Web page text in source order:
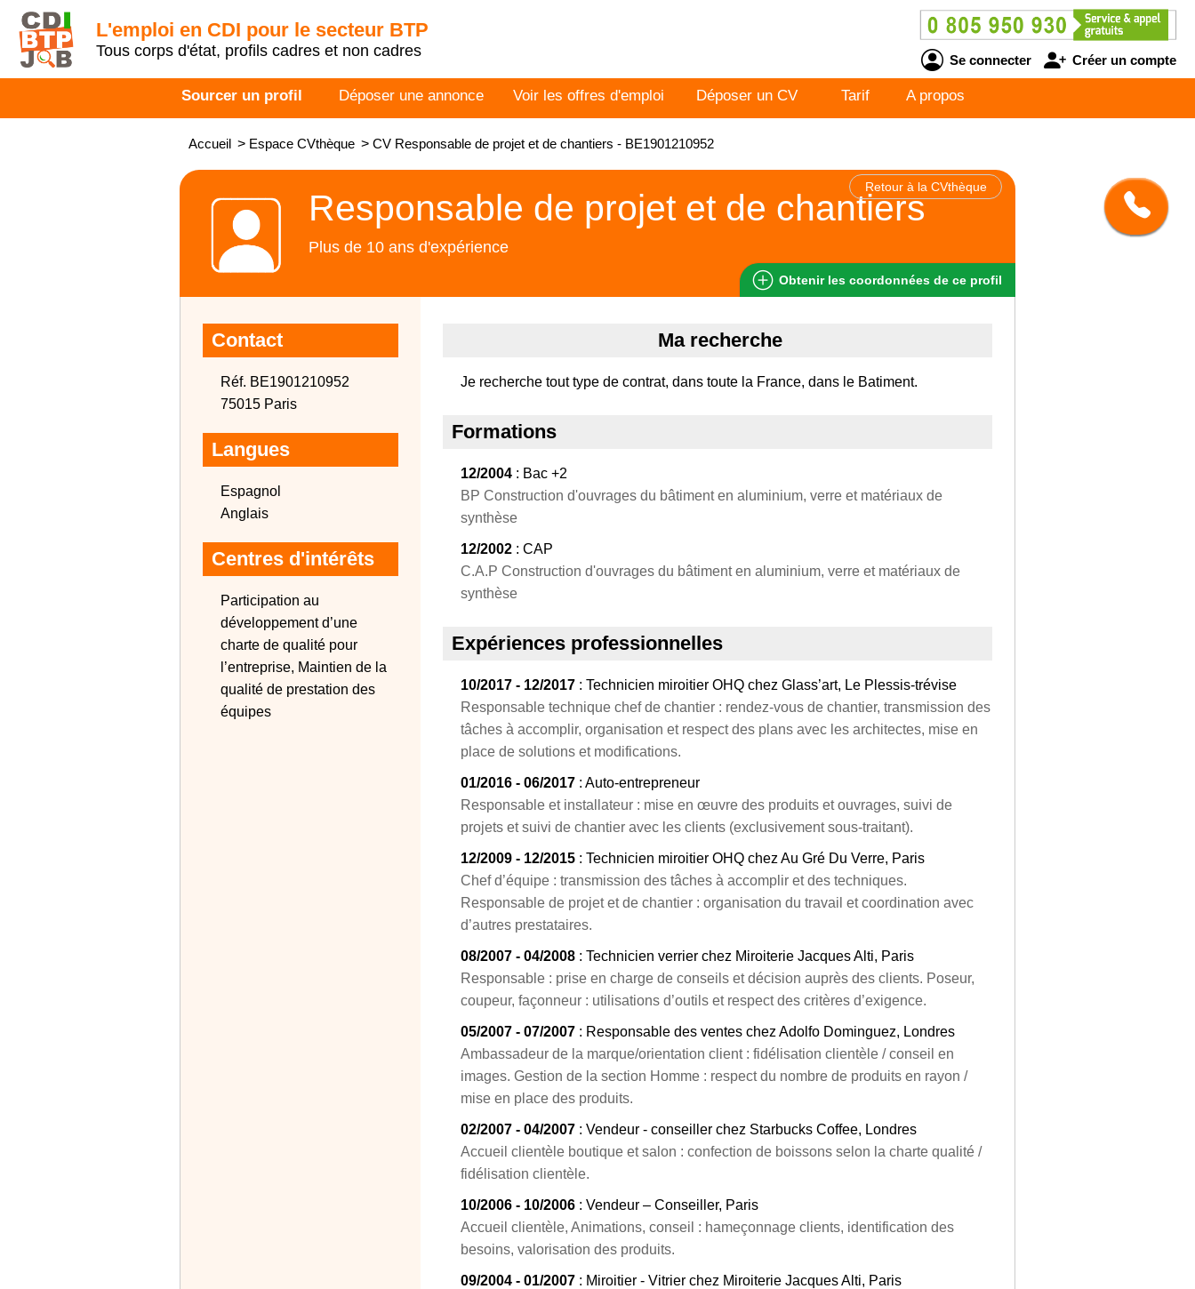
L'emploi en CDI pour le secteur BTP
Tous corps d'état, profils cadres et non cadres
Se connecter Créer un compte
Sourcer un profil Déposer une annonce Voir les offres d'emploi Déposer un CV Tarif A propos
Accueil > Espace CVthèque > CV Responsable de projet et de chantiers - BE1901210952
Retour à la CVthèque
Responsable de projet et de chantiers
Plus de 10 ans d'expérience
Obtenir les coordonnées de ce profil
Contact
Réf. BE1901210952
75015 Paris
Langues
Espagnol
Anglais
Centres d'intérêts
Participation au
développement d’une
charte de qualité pour
l’entreprise, Maintien de la
qualité de prestation des
équipes
Ma recherche
Je recherche tout type de contrat, dans toute la France, dans le Batiment.
Formations
12/2004 : Bac +2
BP Construction d'ouvrages du bâtiment en aluminium, verre et matériaux de
synthèse
12/2002 : CAP
C.A.P Construction d'ouvrages du bâtiment en aluminium, verre et matériaux de
synthèse
Expériences professionnelles
10/2017 - 12/2017 : Technicien miroitier OHQ chez Glass’art, Le Plessis-trévise
Responsable technique chef de chantier : rendez-vous de chantier, transmission des
tâches à accomplir, organisation et respect des plans avec les architectes, mise en
place de solutions et modifications.
01/2016 - 06/2017 : Auto-entrepreneur
Responsable et installateur : mise en œuvre des produits et ouvrages, suivi de
projets et suivi de chantier avec les clients (exclusivement sous-traitant).
12/2009 - 12/2015 : Technicien miroitier OHQ chez Au Gré Du Verre, Paris
Chef d’équipe : transmission des tâches à accomplir et des techniques.
Responsable de projet et de chantier : organisation du travail et coordination avec
d’autres prestataires.
08/2007 - 04/2008 : Technicien verrier chez Miroiterie Jacques Alti, Paris
Responsable : prise en charge de conseils et décision auprès des clients. Poseur,
coupeur, façonneur : utilisations d’outils et respect des critères d’exigence.
05/2007 - 07/2007 : Responsable des ventes chez Adolfo Dominguez, Londres
Ambassadeur de la marque/orientation client : fidélisation clientèle / conseil en
images. Gestion de la section Homme : respect du nombre de produits en rayon /
mise en place des produits.
02/2007 - 04/2007 : Vendeur - conseiller chez Starbucks Coffee, Londres
Accueil clientèle boutique et salon : confection de boissons selon la charte qualité /
fidélisation clientèle.
10/2006 - 10/2006 : Vendeur – Conseiller, Paris
Accueil clientèle, Animations, conseil : hameçonnage clients, identification des
besoins, valorisation des produits.
09/2004 - 01/2007 : Miroitier - Vitrier chez Miroiterie Jacques Alti, Paris